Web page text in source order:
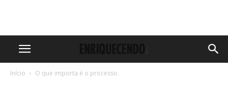
Início O que importa é o processo.